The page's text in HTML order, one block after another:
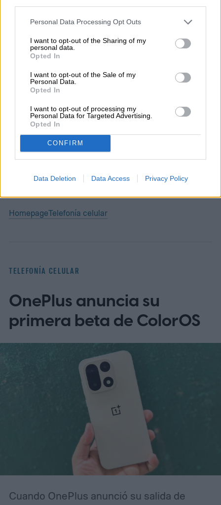
Personal Data Processing Opt Outs
I want to opt-out of the Sharing of my
personal data.
Opted In
I want to opt-out of the Sale of my
Personal Data.
Opted In
I want to opt-out of processing my
Personal Data for Targeted Advertising.
Opted In
CONFIRM
Data Deletion Data Access Privacy Policy
Diego Bastarrica
Diego Bastarrica es Senior Editor y Head of
Content en Digital Trends en Español,
donde lidera la estrategia editorial, SEO…
HomepageTelefonía celular
TELEFONÍA CELULAR
OnePlus anuncia su
primera beta de ColorOS
Cuando OnePlus anunció su salida de